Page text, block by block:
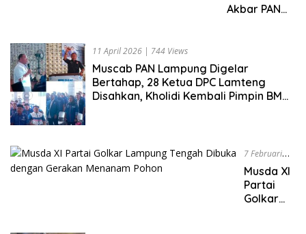
Akbar PAN
Maksimalkan
Persiapan
11 April 2026 | 744 Views
Muscab PAN Lampung Digelar
Bertahap, 28 Ketua DPC Lamteng
Disahkan, Kholidi Kembali Pimpin BM
7 Februari
2026|882
Views
Musda XI
Partai
Golkar